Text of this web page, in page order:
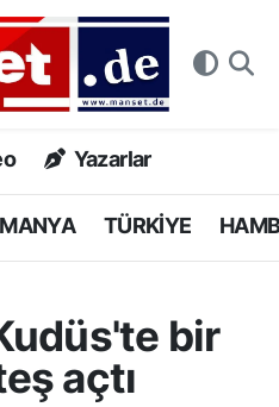
Yazarlar
TÜRKİYE
bir
açtı